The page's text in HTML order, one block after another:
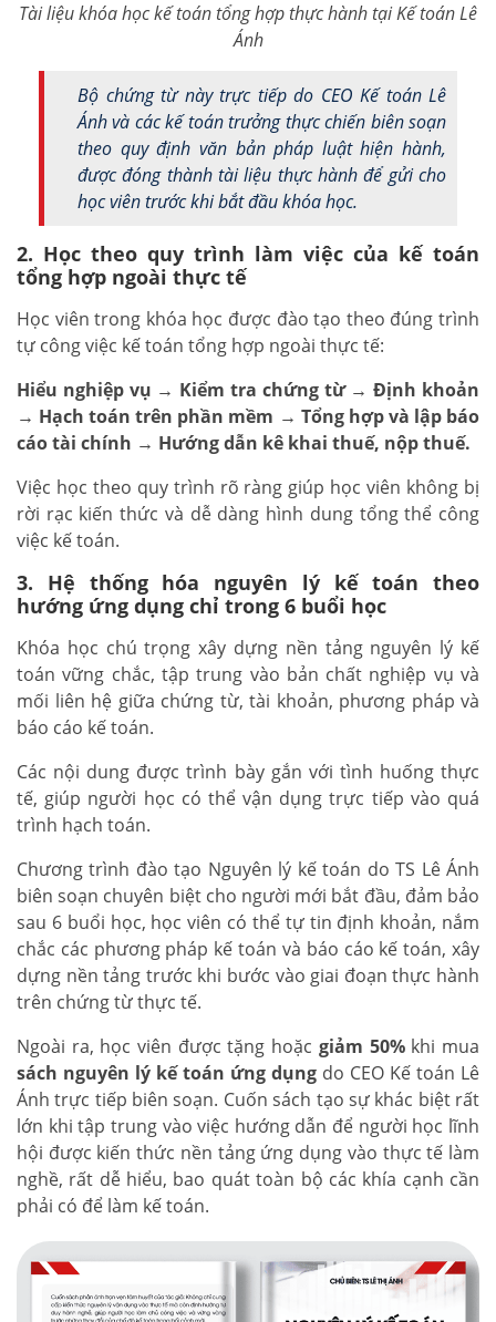
Tài liệu khóa học kế toán tổng hợp thực hành tại Kế toán Lê
Ánh
Bộ chứng từ này trực tiếp do CEO Kế toán Lê
Ánh và các kế toán trưởng thực chiến biên soạn
theo quy định văn bản pháp luật hiện hành,
được đóng thành tài liệu thực hành để gửi cho
học viên trước khi bắt đầu khóa học.
2. Học theo quy trình làm việc của kế toán
tổng hợp ngoài thực tế
Học viên trong khóa học được đào tạo theo đúng trình
tự công việc kế toán tổng hợp ngoài thực tế:
Hiểu nghiệp vụ → Kiểm tra chứng từ → Định khoản
→ Hạch toán trên phần mềm → Tổng hợp và lập báo
cáo tài chính → Hướng dẫn kê khai thuế, nộp thuế.
Việc học theo quy trình rõ ràng giúp học viên không bị
rời rạc kiến thức và dễ dàng hình dung tổng thể công
việc kế toán.
3. Hệ thống hóa nguyên lý kế toán theo
hướng ứng dụng chỉ trong 6 buổi học
Khóa học chú trọng xây dựng nền tảng nguyên lý kế
toán vững chắc, tập trung vào bản chất nghiệp vụ và
mối liên hệ giữa chứng từ, tài khoản, phương pháp và
báo cáo kế toán.
Các nội dung được trình bày gắn với tình huống thực
tế, giúp người học có thể vận dụng trực tiếp vào quá
trình hạch toán.
Chương trình đào tạo Nguyên lý kế toán do TS Lê Ánh
biên soạn chuyên biệt cho người mới bắt đầu, đảm bảo
sau 6 buổi học, học viên có thể tự tin định khoản, nắm
chắc các phương pháp kế toán và báo cáo kế toán, xây
dựng nền tảng trước khi bước vào giai đoạn thực hành
trên chứng từ thực tế.
Ngoài ra, học viên được tặng hoặc giảm 50%khi mua
sách nguyên lý kế toán ứng dụng do CEO Kế toán Lê
Ánh trực tiếp biên soạn. Cuốn sách tạo sự khác biệt rất
lớn khi tập trung vào việc hướng dẫn để người học lĩnh
hội được kiến thức nền tảng ứng dụng vào thực tế làm
nghề, rất dễ hiểu, bao quát toàn bộ các khía cạnh cần
phải có để làm kế toán.